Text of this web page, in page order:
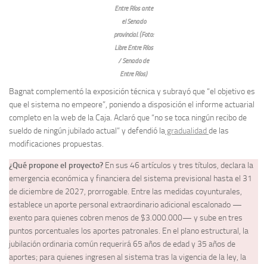
Entre Ríos ante
el Senado
provincial. (Foto:
Libre Entre Ríos
/ Senado de
Entre Ríos)
Bagnat complementó la exposición técnica y subrayó que “el objetivo es
que el sistema no empeore”, poniendo a disposición el informe actuarial
completo en la web de la Caja. Aclaró que “no se toca ningún recibo de
sueldo de ningún jubilado actual” y defendió la gradualidadde las
modificaciones propuestas.
¿Qué propone el proyecto? En sus 46 artículos y tres títulos, declara la
emergencia económica y financiera del sistema previsional hasta el 31
de diciembre de 2027, prorrogable. Entre las medidas coyunturales,
establece un aporte personal extraordinario adicional escalonado —
exento para quienes cobren menos de $3.000.000— y sube en tres
puntos porcentuales los aportes patronales. En el plano estructural, la
jubilación ordinaria común requerirá 65 años de edad y 35 años de
aportes; para quienes ingresen al sistema tras la vigencia de la ley, la